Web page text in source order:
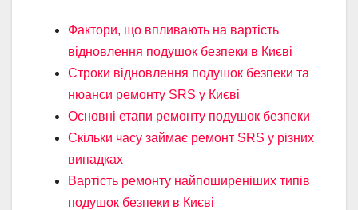
Фактори, що впливають на вартість
відновлення подушок безпеки в Києві
Строки відновлення подушок безпеки та
нюанси ремонту SRS у Києві
Основні етапи ремонту подушок безпеки
Скільки часу займає ремонт SRS у різних
випадках
Вартість ремонту найпоширеніших типів
подушок безпеки в Києві